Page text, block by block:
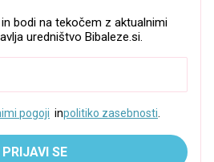
bodi na tekočem z aktualnimi
uredništvo Bibaleze.si.
pogoji inpolitiko zasebnosti
PRIJAVI SE